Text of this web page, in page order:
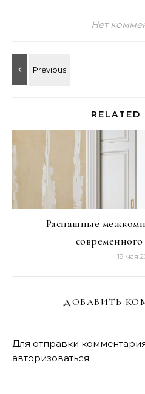
Нет
RELATED
Распашные
19 мая
ДОБАВИТЬ
Для отправки
авторизоваться.